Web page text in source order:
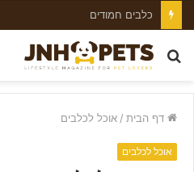
כלבים חמודים
חפש
דף הבית / אוכל לכלבים
אוכל לכלבים